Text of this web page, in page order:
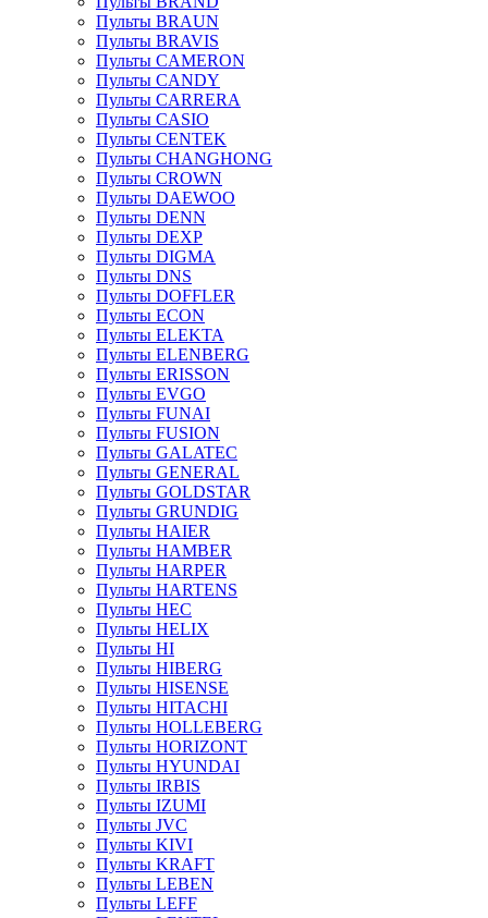
Пульты BRAUN
Пульты BRAVIS
Пульты CAMERON
Пульты CANDY
Пульты CARRERA
Пульты CASIO
Пульты CENTEK
Пульты CHANGHONG
Пульты CROWN
Пульты DAEWOO
Пульты DENN
Пульты DEXP
Пульты DIGMA
Пульты DNS
Пульты DOFFLER
Пульты ECON
Пульты ELEKTA
Пульты ELENBERG
Пульты ERISSON
Пульты EVGO
Пульты FUNAI
Пульты FUSION
Пульты GALATEC
Пульты GENERAL
Пульты GOLDSTAR
Пульты GRUNDIG
Пульты HAIER
Пульты HAMBER
Пульты HARPER
Пульты HARTENS
Пульты HEC
Пульты HELIX
Пульты HI
Пульты HIBERG
Пульты HISENSE
Пульты HITACHI
Пульты HOLLEBERG
Пульты HORIZONT
Пульты HYUNDAI
Пульты IRBIS
Пульты IZUMI
Пульты JVC
Пульты KIVI
Пульты KRAFT
Пульты LEBEN
Пульты LEFF